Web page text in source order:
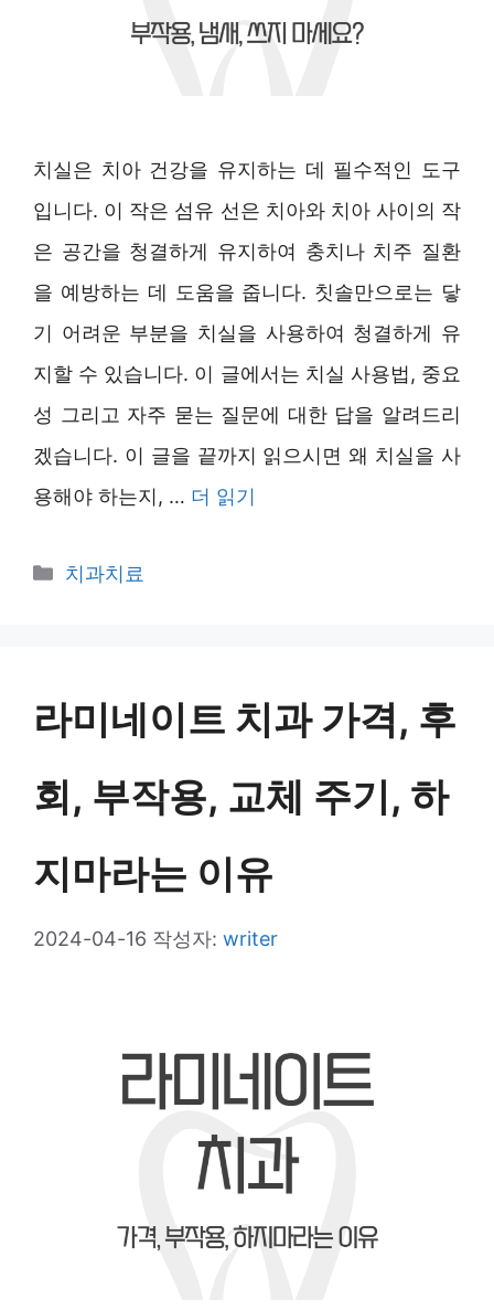
치실은 치아 건강을 유지하는 데 필수적인 도구
입니다. 이 작은 섬유 선은 치아와 치아 사이의 작
은 공간을 청결하게 유지하여 충치나 치주 질환
을 예방하는 데 도움을 줍니다. 칫솔만으로는 닿
기 어려운 부분을 치실을 사용하여 청결하게 유
지할 수 있습니다. 이 글에서는 치실 사용법, 중요
성 그리고 자주 묻는 질문에 대한 답을 알려드리
겠습니다. 이 글을 끝까지 읽으시면 왜 치실을 사
용해야 하는지, … 더 읽기
카
치과치료
라미네이트 치과 가격, 후
회, 부작용, 교체 주기, 하
지마라는 이유
2024-04-16 작성자: writer